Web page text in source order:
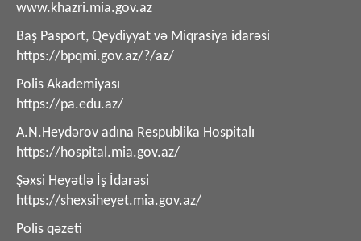
www.khazri.mia.gov.az
Baş Pasport, Qeydiyyat və Miqrasiya idarəsi
https://bpqmi.gov.az/?/az/
Polis Akademiyası
https://pa.edu.az/
A.N.Heydərov adına Respublika Hospitalı
https://hospital.mia.gov.az/
Şəxsi Heyətlə İş İdarəsi
https://shexsiheyet.mia.gov.az/
Polis qəzeti